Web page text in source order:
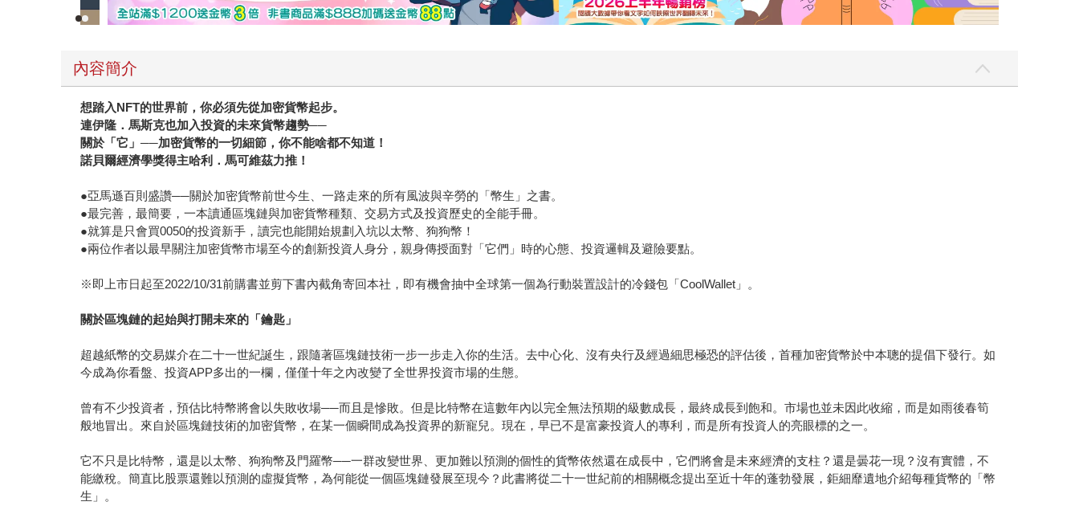
內容簡介
想踏入NFT的世界前，你必須先從加密貨幣起步。
連伊隆．馬斯克也加入投資的未來貨幣趨勢──
關於「它」──加密貨幣的一切細節，你不能啥都不知道！
諾貝爾經濟學獎得主哈利．馬可維茲力推！
●亞馬遜百則盛讚──關於加密貨幣前世今生、一路走來的所有風波與辛勞的「幣生」之書。
●最完善，最簡要，一本讀通區塊鏈與加密貨幣種類、交易方式及投資歷史的全能手冊。
●就算是只會買0050的投資新手，讀完也能開始規劃入坑以太幣、狗狗幣！
●兩位作者以最早關注加密貨幣市場至今的創新投資人身分，親身傳授面對「它們」時的心態、投資邏輯及避險要點。
※即上市日起至2022/10/31前購書並剪下書內截角寄回本社，即有機會抽中全球第一個為行動裝置設計的冷錢包「CoolWallet」。
關於區塊鏈的起始與打開未來的「鑰匙」
超越紙幣的交易媒介在二十一世紀誕生，跟隨著區塊鏈技術一步一步走入你的生活。去中心化、沒有央行及經過細思極恐的評估後，首種加密貨幣於中本聰的提倡下發行。如
今成為你看盤、投資APP多出的一欄，僅僅十年之內改變了全世界投資市場的生態。
曾有不少投資者，預估比特幣將會以失敗收場──而且是慘敗。但是比特幣在這數年內以完全無法預期的級數成長，最終成長到飽和。市場也並未因此收縮，而是如雨後春筍
般地冒出。來自於區塊鏈技術的加密貨幣，在某一個瞬間成為投資界的新寵兒。現在，早已不是富豪投資人的專利，而是所有投資人的亮眼標的之一。
它不只是比特幣，還是以太幣、狗狗幣及門羅幣──一群改變世界、更加難以預測的個性的貨幣依然還在成長中，它們將會是未來經濟的支柱？還是曇花一現？沒有實體，不
能繳稅。簡直比股票還難以預測的虛擬貨幣，為何能從一個區塊鏈發展至現今？此書將從二十一世紀前的相關概念提出至近十年的蓬勃發展，鉅細靡遺地介紹每種貨幣的「幣
生」。